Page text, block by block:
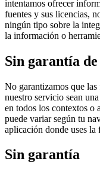
intentamos ofrecer
fuentes y sus licencias,
ningún tipo sobre la
la información o
Sin garantía
No garantizamos que
nuestro servicio sean
en todos los contextos o
puede variar según tu
aplicación donde uses la
Sin garantía